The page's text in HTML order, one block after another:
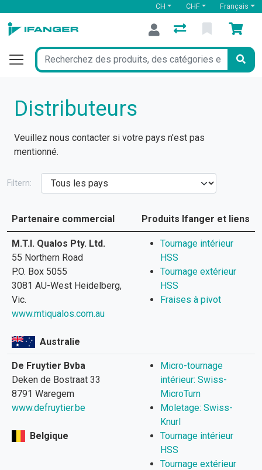
CH CHF Français
Distributeurs
Veuillez nous contacter si votre pays n'est pas
mentionné.
Filtern:
Partenaire commercial Produits Ifanger et liens
M.T.I. Qualos Pty. Ltd.
55 Northern Road
P.O. Box 5055
3081 AU-West Heidelberg,
Vic.
www.mtiqualos.com.au
Australie
Tournage intérieur
HSS
Tournage extérieur
HSS
Fraises à pivot
De Fruytier Bvba
Deken de Bostraat 33
8791 Waregem
www.defruytier.be
Belgique
Micro-tournage
intérieur: Swiss-
MicroTurn
Moletage: Swiss-
Knurl
Tournage intérieur
HSS
Tournage extérieur